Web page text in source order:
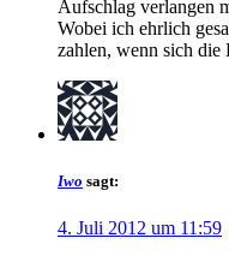
Aufschlag verlangen
Wobei ich ehrlich
zahlen, wenn sich die
Iwo sagt:
4. Juli 2012 um 11:59